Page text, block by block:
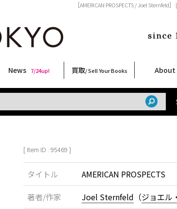
［AMERICAN PROSPECTS / Joel
News 7/24up!
新着・おすすめ商品 9/7up!
フェア・イベント情報 7/24up!
お店からのお知らせ 6/1up!
買取/ Sell Your Books
買取ブログ
買取専用フォーム
古書 / 古本の買取
美術品の買取
出張買取について
宅配買取について
店頭買取について
よくある質問
About
店舗案内
Shop
ご注文に
How to Order
特定商取引
プライバシ
[ Item ID : 95469 ]
タイトル
AMERICAN PROSPECTS
著者/作家
Joel Sternfeld （ジョエル